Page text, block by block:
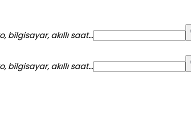
bilgisayar, akıllı saat...
bilgisayar, akıllı saat...